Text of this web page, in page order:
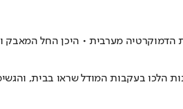
מערבית • היכן החל
הלכו בעקבות המודל שראו בבית,